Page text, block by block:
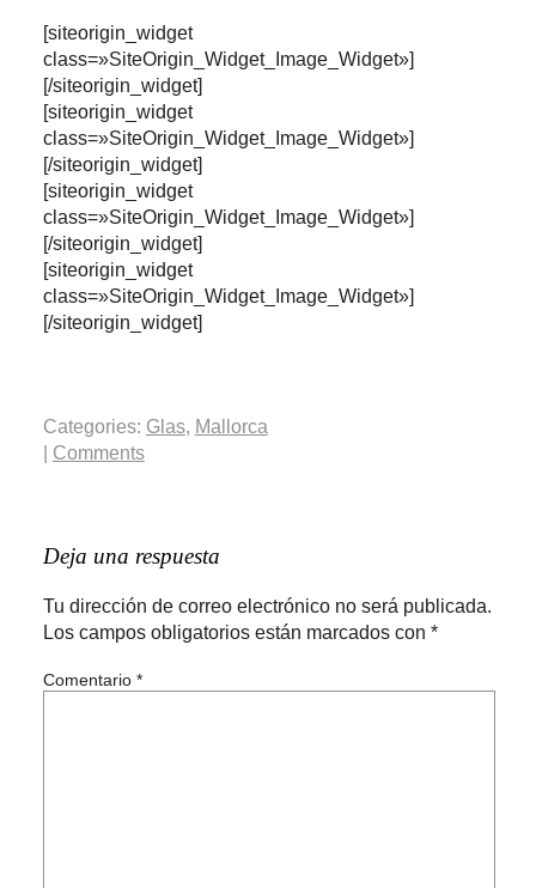
[siteorigin_widget
class=»SiteOrigin_Widget_Image_Widget»]
[/siteorigin_widget]
[siteorigin_widget
class=»SiteOrigin_Widget_Image_Widget»]
[/siteorigin_widget]
[siteorigin_widget
class=»SiteOrigin_Widget_Image_Widget»]
[/siteorigin_widget]
[siteorigin_widget
class=»SiteOrigin_Widget_Image_Widget»]
[/siteorigin_widget]
Categories: Glas, Mallorca
| Comments
Deja una respuesta
Tu dirección de correo electrónico no será publicada.
Los campos obligatorios están marcados con *
Comentario *